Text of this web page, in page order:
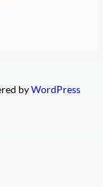
byWordPress